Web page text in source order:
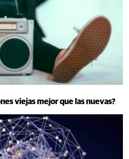
viejas mejor que las nuevas?